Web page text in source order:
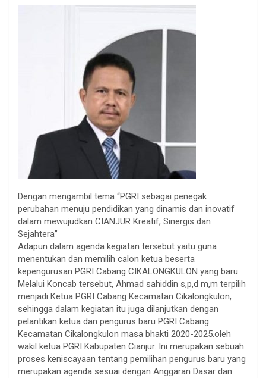
Dengan mengambil tema “PGRI sebagai penegak
perubahan menuju pendidikan yang dinamis dan inovatif
dalam mewujudkan CIANJUR Kreatif, Sinergis dan
Sejahtera”
Adapun dalam agenda kegiatan tersebut yaitu guna
menentukan dan memilih calon ketua beserta
kepengurusan PGRI Cabang CIKALONGKULON yang baru.
Melalui Koncab tersebut, Ahmad sahiddin s,p,d m,m terpilih
menjadi Ketua PGRI Cabang Kecamatan Cikalongkulon,
sehingga dalam kegiatan itu juga dilanjutkan dengan
pelantikan ketua dan pengurus baru PGRI Cabang
Kecamatan Cikalongkulon masa bhakti 2020-2025.oleh
wakil ketua PGRI Kabupaten Cianjur. Ini merupakan sebuah
proses keniscayaan tentang pemilihan pengurus baru yang
merupakan agenda sesuai dengan Anggaran Dasar dan